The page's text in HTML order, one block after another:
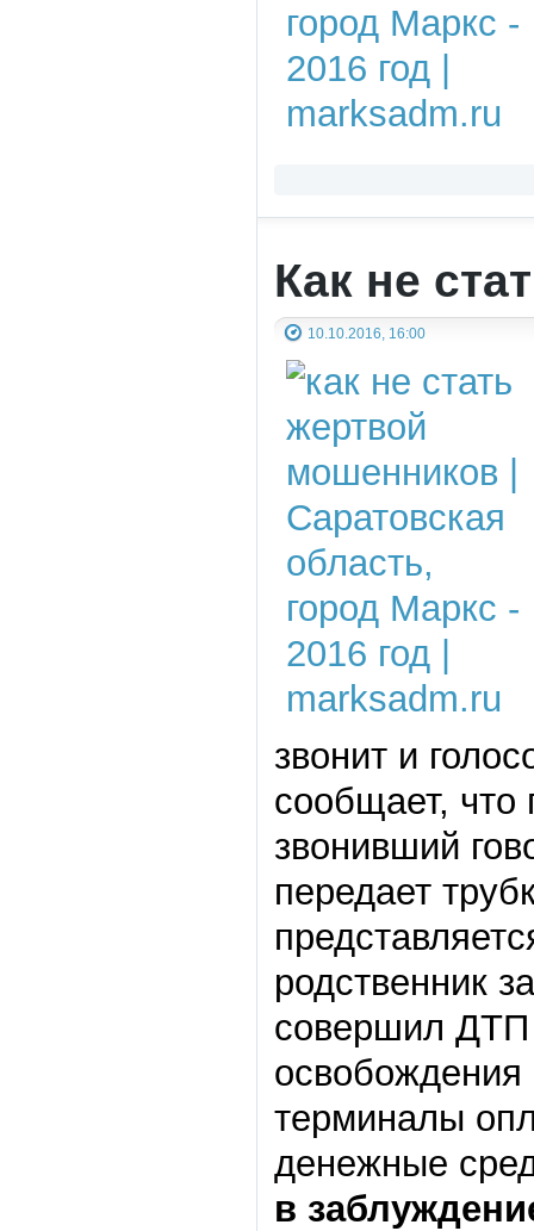
Как не
10.10.2016, 16:00
звонит и
сообщает, что
звонивший
передает
родственник
совершил ДТП
освобождения
терминалы
денежные
в